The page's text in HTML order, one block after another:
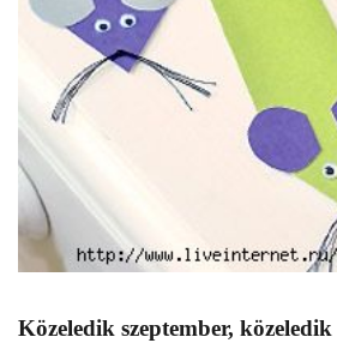
Közeledik szeptember,